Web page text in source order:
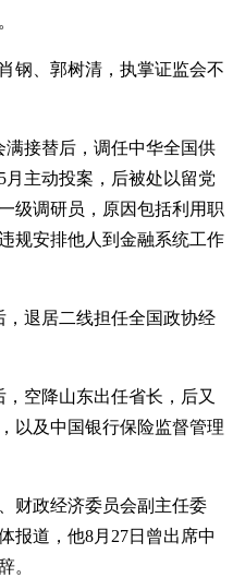
、郭树清，执掌证监会不
满接替后，调任中华全国供
主动投案，后被处以留党
级调研员，原因包括利用职
规安排他人到金融系统工作
，退居二线担任全国政协经
空降山东出任省长，后又
以及中国银行保险监督管理
财政经济委员会副主任委
报道，他8月27日曾出席中
。